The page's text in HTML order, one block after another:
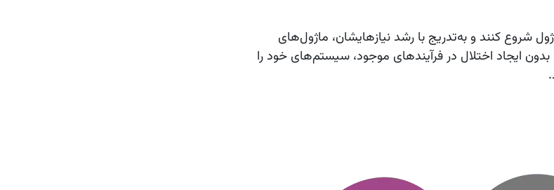
شروع کنند و به‌تدریج با رشد نیازهایشان، ماژول‌های
ایجاد اختلال در فرآیندهای موجود، سیستم‌های خود را